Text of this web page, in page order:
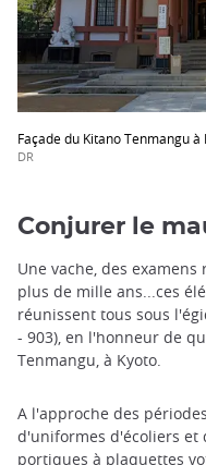
Façade du Kitano Tenmangu à
DR
Conjurer le
Une vache, des
plus de mille ans...ces
réunissent tous sous
- 903), en l'honneur de
Tenmangu, à Kyoto.
A l'approche des
d'uniformes d'écoliers et
portiques à plaquettes